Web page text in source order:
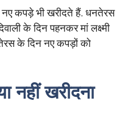
कपड़े भी खरीदते हैं. धनतेरस
के दिन पहनकर मां लक्ष्मी
के दिन नए कपड़ों को
नहीं खरीदना